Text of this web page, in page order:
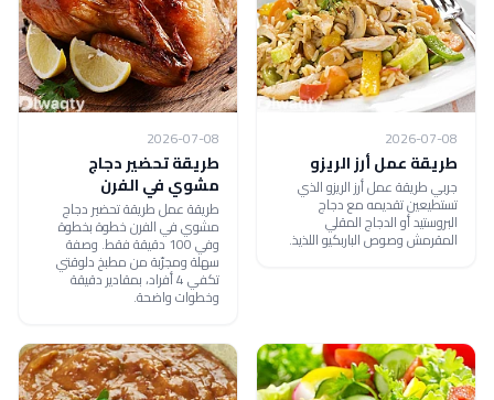
2026-07-08
طريقة عمل أرز الريزو
جربي طريقة عمل أرز الريزو الذي
تستطيعين تقديمه مع دجاج
البروستيد أو الدجاج المقلي
المقرمش وصوص الباربكيو اللذيذ.
2026-07-08
طريقة تحضير دجاج
مشوي في الفرن
طريقة عمل طريقة تحضير دجاج
مشوي في الفرن خطوة بخطوة
وفي 100 دقيقة فقط. وصفة
سهلة ومجرّبة من مطبخ دلوقتي
تكفي 4 أفراد، بمقادير دقيقة
وخطوات واضحة.